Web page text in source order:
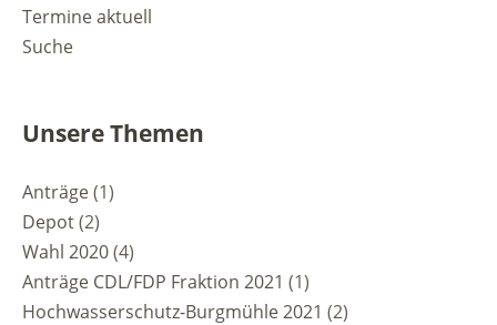
Termine aktuell
Suche
Unsere Themen
Anträge(1)
Depot(2)
Wahl 2020(4)
Anträge CDL/FDP Fraktion 2021 (1)
Hochwasserschutz-Burgmühle 2021 (2)